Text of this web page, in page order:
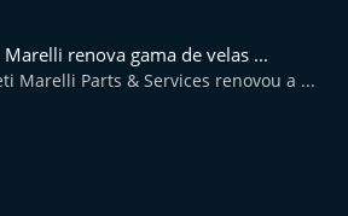
renova gama de velas ...
Marelli Parts & Services renovou a ...